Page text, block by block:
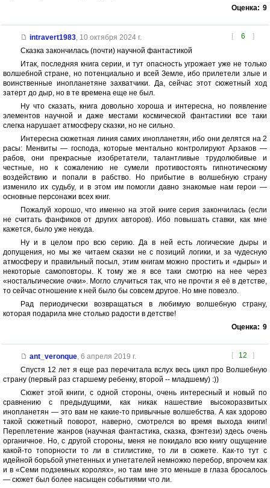
Оценка: 9
[ 6 ]
intravert1983, 10 октября 2024 г.
Сказка закончилась (почти) научной фантастикой
Итак, последняя книга серии, и тут опасность угрожает уже не только
волшебной стране, но потенциально и всей Земле, ибо прилетели злые и
воинственные инопланетяне захватчики. Да, сейчас этот сюжетный ход
затерт до дыр, но в те времена еще не был.
Ну что сказать, книга довольно хороша и интересна, но появление
элементов научной и даже местами космической фантастики все таки
слегка нарушает атмосферу сказки, но не сильно.
Интересна сюжетная линия самих инопланетян, ибо они делятся на 2
расы: Менвиты — господа, которые ментально контролируют Арзаков —
рабов, они прекрасные изобретатели, талантливые трудолюбивые и
честные, но к сожалению не сумели противостоять гипнотическому
воздействию и попали в рабство. Но прибытие в волшебную страну
изменило их судьбу, и в этом им помогли давно знакомые нам герои —
основные персонажи всех книг.
Пожалуй хорошо, что именно на этой книге серия закончилась (если
не считать фанфиков от других авторов). Ибо повышать ставки, как мне
кажется, было уже некуда.
Ну и в целом про всю серию. Да в ней есть логические дыры и
допущения, но мы же читаем сказки не с позиций логики, и за чудесную
атмосферу и правильный посыл, этим книгам можно простить и «дыры» и
некоторые самоповторы. К тому же я все таки смотрю на нее через
«ностальгические очки». Могло случиться так, что не прочти я её в детстве,
то сейчас отношение к ней было бы совсем другое. Но мне повезло.
Рад периодически возвращаться в любимую волшебную страну,
которая подарила мне столько радости в детстве!
Оценка: 9
[ 12 ]
ant_veronque, 6 апреля 2019 г.
Спустя 12 лет я еще раз перечитала вслух весь цикл про Волшебную
страну (первый раз старшему ребенку, второй -- младшему) :))
Сюжет этой книги, с одной стороны, очень интересный и новый по
сравнению с предыдущими, как никак нашествие высокоразвитых
инопланетян — это вам не какие-то привычные волшебства. А как здорово
такой сюжетный поворот, наверно, смотрелся во время выхода книги!
Переплетение жанров (научная фантастика, сказка, фэнтези) здесь очень
органичное. Но, с другой стороны, меня не покидало всю книгу ощущение
какой-то топорности то ли в стилистике, то ли в сюжете. Как-то тут с
идейной борьбой угнетенных и угнетателей немножко перебор, впрочем как
и в «Семи подземных королях», но там мне это меньше в глаза бросалось
— сюжет был более насыщен событиями что ли.